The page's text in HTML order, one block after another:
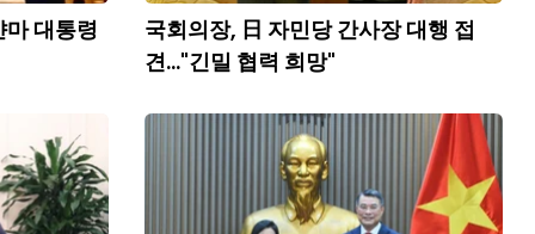
대통령
국회의장, 日 자민당 간사장 대행 접
견..."긴밀 협력 희망"